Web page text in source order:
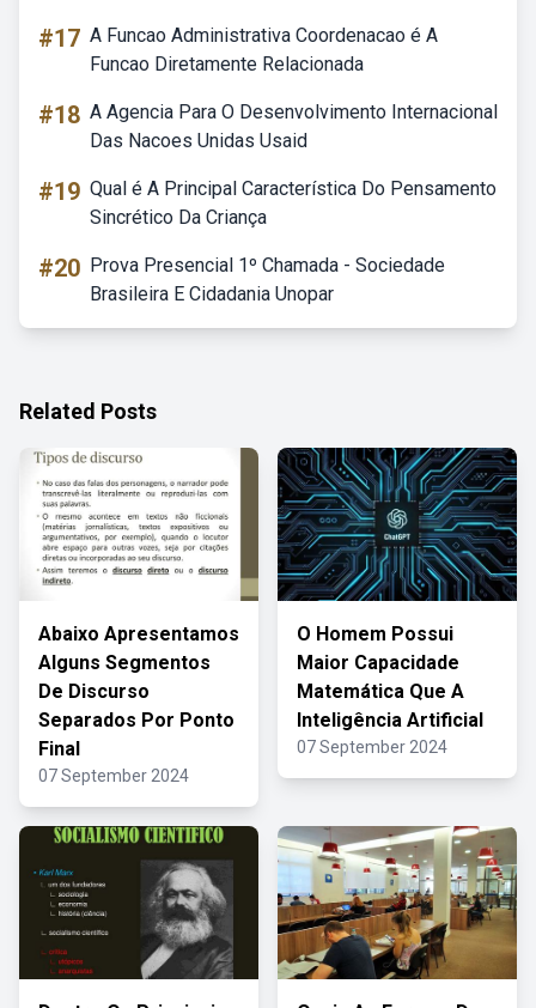
#17 A Funcao Administrativa Coordenacao é A
Funcao Diretamente Relacionada
#18 A Agencia Para O Desenvolvimento Internacional
Das Nacoes Unidas Usaid
#19 Qual é A Principal Característica Do Pensamento
Sincrético Da Criança
#20 Prova Presencial 1º Chamada - Sociedade
Brasileira E Cidadania Unopar
Related Posts
Abaixo Apresentamos
Alguns Segmentos
De Discurso
Separados Por Ponto
Final
07 September 2024
O Homem Possui
Maior Capacidade
Matemática Que A
Inteligência Artificial
07 September 2024